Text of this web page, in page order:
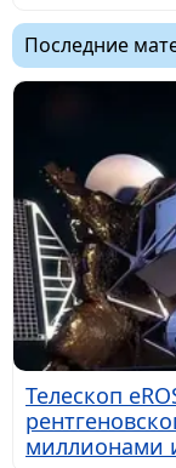
Последние
Телескоп
миллионами